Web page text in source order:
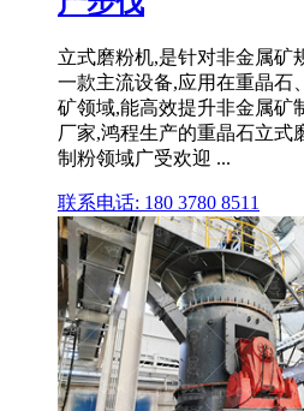
立式磨粉机,是针对非金属矿
一款主流设备,应用在重晶石
矿领域,能高效提升非金属矿
厂家,鸿程生产的重晶石立式
制粉领域广受欢迎 ...
联系电话: 180 3780 8511